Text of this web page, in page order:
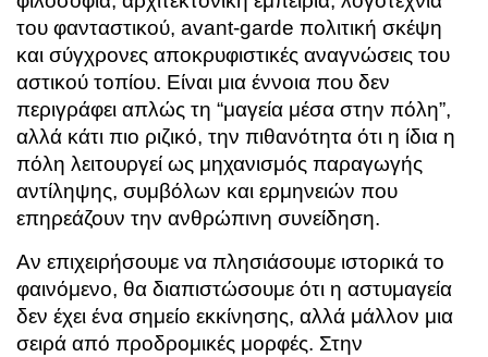
του φανταστικού, avant-garde πολιτική σκέψη
και σύγχρονες αποκρυφιστικές αναγνώσεις του
αστικού τοπίου. Είναι μια έννοια που δεν
περιγράφει απλώς τη “μαγεία μέσα στην πόλη”,
αλλά κάτι πιο ριζικό, την πιθανότητα ότι η ίδια η
πόλη λειτουργεί ως μηχανισμός παραγωγής
αντίληψης, συμβόλων και ερμηνειών που
επηρεάζουν την ανθρώπινη συνείδηση.
Αν επιχειρήσουμε να πλησιάσουμε ιστορικά το
φαινόμενο, θα διαπιστώσουμε ότι η αστυμαγεία
δεν έχει ένα σημείο εκκίνησης, αλλά μάλλον μια
σειρά από προδρομικές μορφές. Στην